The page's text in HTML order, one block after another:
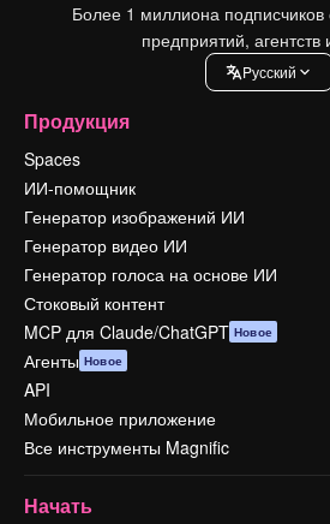
Более 1 миллиона подписчиков
предприятий, агентств
Pусский
Продукция
Spaces
ИИ-помощник
Генератор изображений ИИ
Генератор видео ИИ
Генератор голоса на основе ИИ
Стоковый контент
MCP для Claude/ChatGPT Новое
Агенты Новое
API
Мобильное приложение
Все инструменты Magnific
Начать